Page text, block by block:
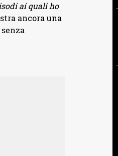
ai quali ho
ancora una